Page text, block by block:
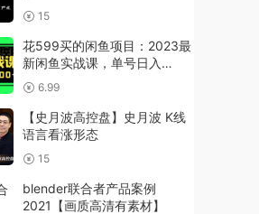
15
花599买的闲鱼项目：2023最
新闲鱼实战课，单号日入
300+（7节课）
6.99
【史月波高控盘】史月波 K线
语言看涨形态
15
blender联合者产品案例
2021【画质高清有素材】